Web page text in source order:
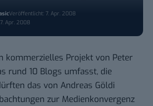
Veröffentlicht: 7. Apr. 2008
Apr. 2008
kommerzielles Projekt von Peter
rund 10 Blogs umfasst, die
das von Andreas Göldi
zur Medienkonvergenz